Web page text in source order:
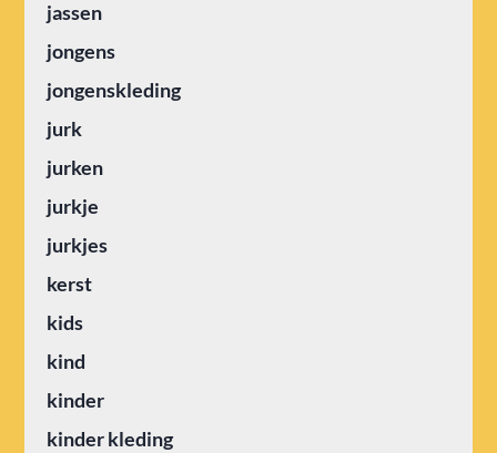
jassen
jongens
jongenskleding
jurk
jurken
jurkje
jurkjes
kerst
kids
kind
kinder
kinder kleding